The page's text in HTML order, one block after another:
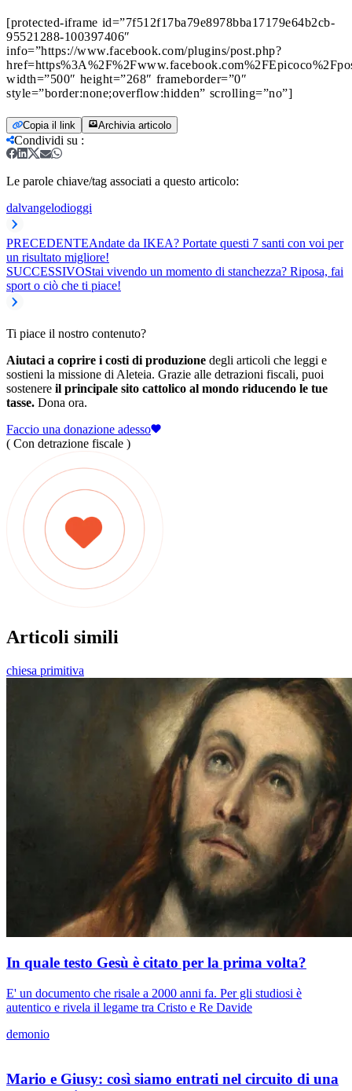
[protected-iframe id=”7f512f17ba79e8978bba17179e64b2cb-
95521288-100397406″
info=”https://www.facebook.com/plugins/post.php?
width=”500″ height=”268″ frameborder=”0″
style=”border:none;overflow:hidden” scrolling=”no”]
Copia il link Archivia articolo
Condividi su :
Le parole chiave/tag associati a questo articolo:
dalvangelodioggi
PRECEDENTEAndate da IKEA? Portate questi 7 santi con voi per
un risultato migliore!
SUCCESSIVOStai vivendo un momento di stanchezza? Riposa, fai
sport o ciò che ti piace!
Ti piace il nostro contenuto?
Aiutaci a coprire i costi di produzione degli articoli che leggi e
sostieni la missione di Aleteia. Grazie alle detrazioni fiscali, puoi
sostenere il principale sito cattolico al mondo riducendo le tue
tasse. Dona ora.
Faccio una donazione adesso
( Con detrazione fiscale )
Articoli simili
chiesa primitiva
In quale testo Gesù è citato per la prima volta?
E' un documento che risale a 2000 anni fa. Per gli studiosi è
autentico e rivela il legame tra Cristo e Re Davide
demonio
Mario e Giusy: così siamo entrati nel circuito di una